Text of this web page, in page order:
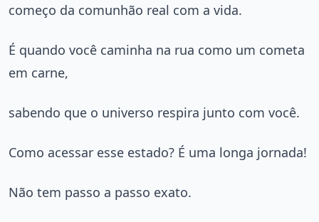
começo da comunhão real com a vida.
É quando você caminha na rua como um cometa
em carne,
sabendo que o universo respira junto com você.
Como acessar esse estado? É uma longa jornada!
Não tem passo a passo exato.